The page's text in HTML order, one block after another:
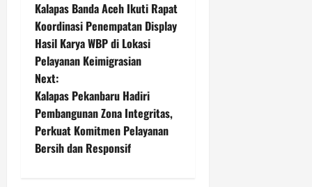
o
s
t
n
a
Kalapas Banda Aceh Ikuti Rapat
Koordinasi Penempatan Display
Hasil Karya WBP di Lokasi
Pelayanan Keimigrasian
Next:
Kalapas Pekanbaru Hadiri
Pembangunan Zona Integritas,
Perkuat Komitmen Pelayanan
Bersih dan Responsif